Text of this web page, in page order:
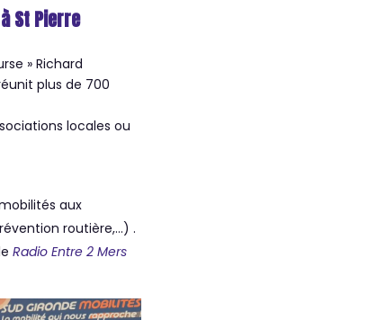
St Pierre
» Richard
plus de 700
locales ou
aux
routière,…) .
Radio Entre 2 Mers